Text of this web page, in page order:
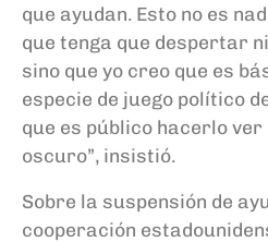
que ayudan. Esto no es
que tenga que despertar
sino que yo creo que es
especie de juego político
que es público hacerlo
oscuro”, insistió.
Sobre la suspensión de
cooperación